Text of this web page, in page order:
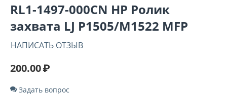
RL1-1497-000CN HP Ролик
захвата LJ P1505/M1522 MFP
НАПИСАТЬ ОТЗЫВ
200.00₽
Задать вопрос